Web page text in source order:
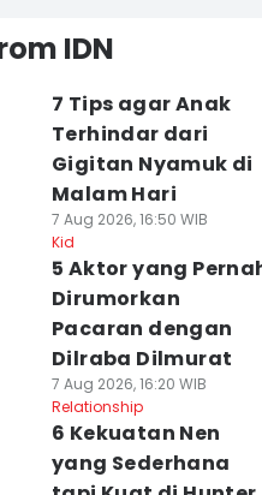
IDN
7 Tips agar Anak
Terhindar dari
Gigitan Nyamuk di
Malam Hari
7 Aug 2026, 16:50 WIB
Kid
5 Aktor yang
Dirumorkan
Pacaran dengan
Dilraba Dilmurat
7 Aug 2026, 16:20 WIB
Relationship
6 Kekuatan Nen
yang Sederhana